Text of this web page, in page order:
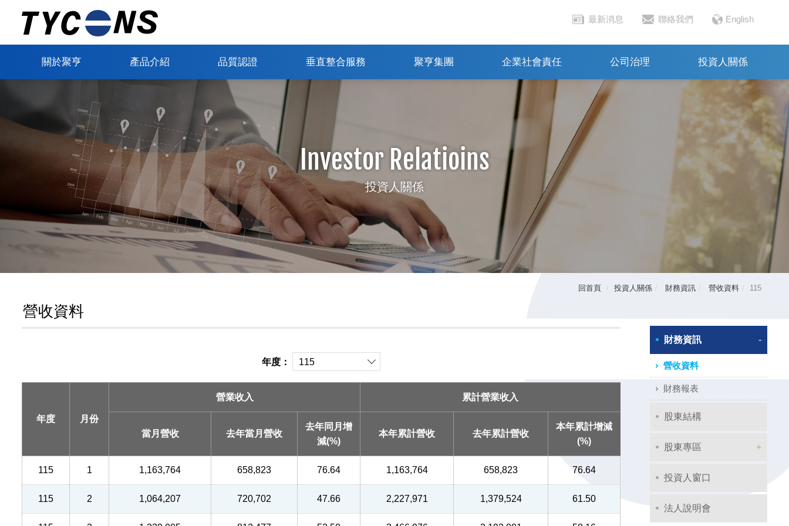
最新消息 聯絡我們 English
關於聚亨 產品介紹 品質認證 垂直整合服務 聚亨集團 企業社會責任 公司治理 投資人關係
Investor Relatioins
投資人關係
回首頁 投資人關係 財務資訊 營收資料 115
營收資料
年度：
年度 月份
營業收入 累計營業收入
當月營收 去年當月營收
去年同月增
減(%)
本年累計營收 去年累計營收
本年累計增減
(%)
115 1 1,163,764 658,823 76.64 1,163,764 658,823 76.64
115 2 1,064,207 720,702 47.66 2,227,971 1,379,524 61.50
財務資訊
營收資料
財務報表
股東結構
股東專區
投資人窗口
法人說明會